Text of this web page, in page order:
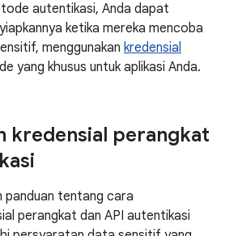
autentikasi, Anda dapat
ketika mereka mencoba
menggunakan kredensial
yang khusus untuk aplikasi Anda.
kredensial perangkat
panduan tentang cara
perangkat dan API autentikasi